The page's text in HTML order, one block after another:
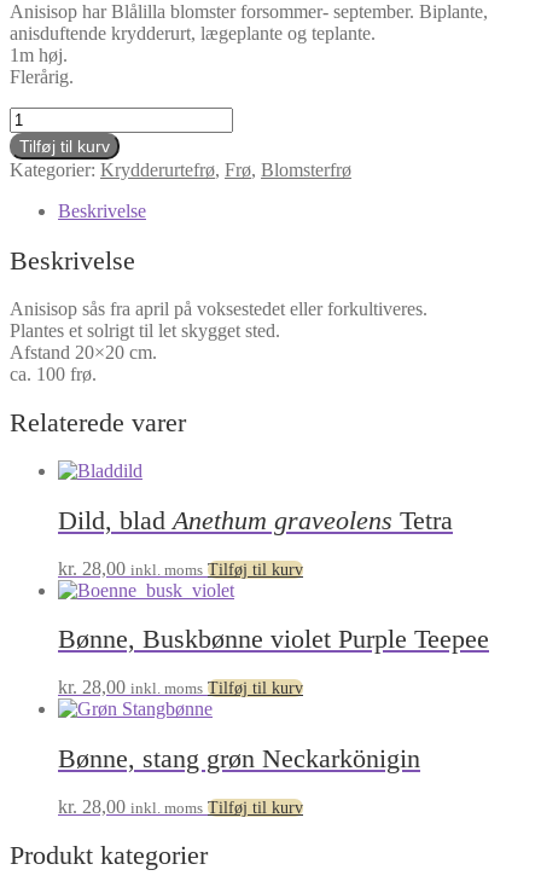
Anisisop har Blålilla blomster forsommer- september. Biplante,
anisduftende krydderurt, lægeplante og teplante.
1m høj.
Flerårig.
Anisisop,
Agastache
foeniculum
antal
Tilføj til kurv
Kategorier: Krydderurtefrø, Frø, Blomsterfrø
Beskrivelse
Beskrivelse
Anisisop sås fra april på voksestedet eller forkultiveres.
Plantes et solrigt til let skygget sted.
Afstand 20×20 cm.
ca. 100 frø.
Relaterede varer
Dild, blad Anethum graveolens Tetra
kr. 28,00 inkl. moms Tilføj til kurv
Bønne, Buskbønne violet Purple Teepee
kr. 28,00 inkl. moms Tilføj til kurv
Bønne, stang grøn Neckarkönigin
kr. 28,00 inkl. moms Tilføj til kurv
Produkt kategorier